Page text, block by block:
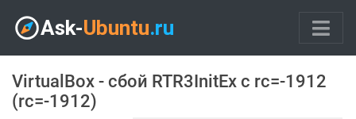
VirtualBox - сбой RTR3InitEx с rc=-1912
(rc=-1912)